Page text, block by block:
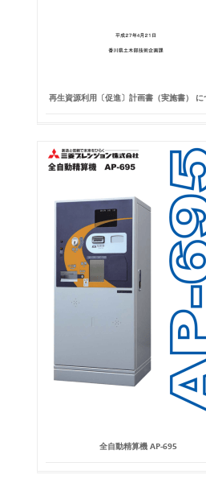
再生資源利用〔促進〕計画書（実施書） に
全自動精算機 AP-695